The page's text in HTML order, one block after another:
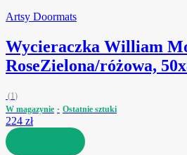
Artsy Doormats
Wycieraczka William
RoseZielona/różowa,
(1)
W magazynie
Ostatnie sztuki
224 zł